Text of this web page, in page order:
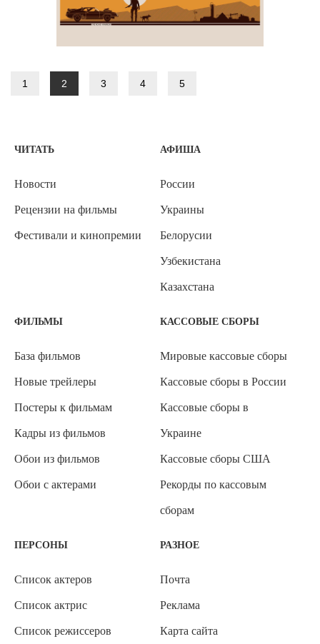
1 2 3 4 5
ЧИТАТЬ
Новости
Рецензии на фильмы
Фестивали и кинопремии
АФИША
России
Украины
Белорусии
Узбекистана
Казахстана
ФИЛЬМЫ
База фильмов
Новые трейлеры
Постеры к фильмам
Кадры из фильмов
Обои из фильмов
Обои с актерами
КАССОВЫЕ СБОРЫ
Мировые кассовые сборы
Кассовые сборы в России
Кассовые сборы в
Украине
Кассовые сборы США
Рекорды по кассовым
сборам
ПЕРСОНЫ
Список актеров
Список актрис
Список режиссеров
РАЗНОЕ
Почта
Реклама
Карта сайта